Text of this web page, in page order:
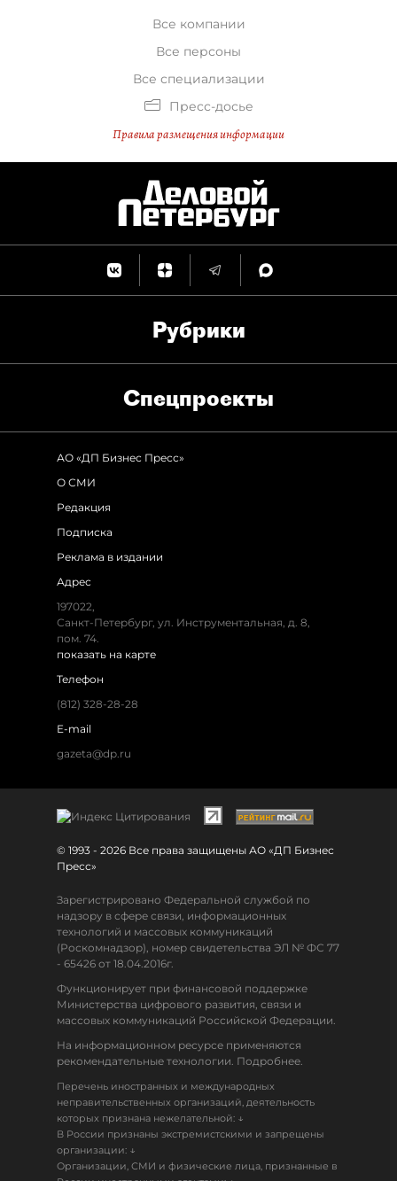
Все компании
Все персоны
Все специализации
Пресс-досье
Правила размещения информации
Рубрики
Спец­проекты
АО «ДП Бизнес Пресс»
О СМИ
Редакция
Подписка
Реклама в издании
Адрес
197022,
Санкт-Петербург, ул. Инструментальная, д. 8,
пом. 74.
показать на карте
Телефон
(812) 328-28-28
E-mail
gazeta@dp.ru
© 1993 - 2026 Все права защищены АО «ДП Бизнес
Пресс»
Зарегистрировано Федеральной службой по
надзору в сфере связи, информационных
технологий и массовых коммуникаций
(Роскомнадзор), номер свидетельства ЭЛ № ФС 77
- 65426 от 18.04.2016г.
Функционирует при финансовой поддержке
Министерства цифрового развития, связи и
массовых коммуникаций Российской Федерации.
На информационном ресурсе применяются
рекомендательные технологии. Подробнее.
Перечень иностранных и международных
неправительственных организаций, деятельность
которых признана нежелательной: ↓
В России признаны экстремистскими и запрещены
организации: ↓
Организации, СМИ и физические лица, признанные в